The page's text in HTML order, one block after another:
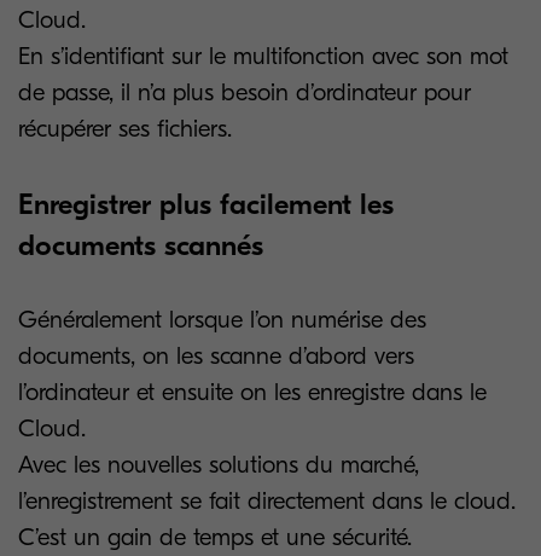
Cloud.
En s’identifiant sur le multifonction avec son mot
de passe, il n’a plus besoin d’ordinateur pour
récupérer ses fichiers.
Enregistrer plus facilement les
documents scannés
Généralement lorsque l’on numérise des
documents, on les scanne d’abord vers
l’ordinateur et ensuite on les enregistre dans le
Cloud.
Avec les nouvelles solutions du marché,
l’enregistrement se fait directement dans le cloud.
C’est un gain de temps et une sécurité.